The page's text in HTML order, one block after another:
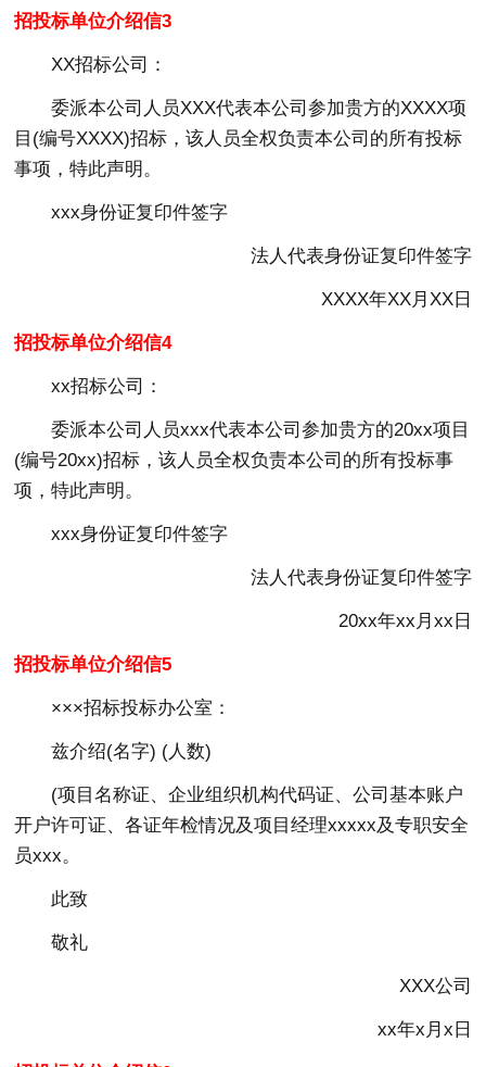
招投标单位介绍信3
XX招标公司：
委派本公司人员XXX代表本公司参加贵方的XXXX项
目(编号XXXX)招标，该人员全权负责本公司的所有投标
事项，特此声明。
xxx身份证复印件签字
法人代表身份证复印件签字
XXXX年XX月XX日
招投标单位介绍信4
xx招标公司：
委派本公司人员xxx代表本公司参加贵方的20xx项目
(编号20xx)招标，该人员全权负责本公司的所有投标事
项，特此声明。
xxx身份证复印件签字
法人代表身份证复印件签字
20xx年xx月xx日
招投标单位介绍信5
×××招标投标办公室：
兹介绍(名字) (人数)
(项目名称证、企业组织机构代码证、公司基本账户
开户许可证、各证年检情况及项目经理xxxxx及专职安全
员xxx。
此致
敬礼
XXX公司
xx年x月x日